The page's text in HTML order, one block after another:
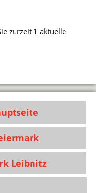
zurzeit 1 aktuelle
Leibnitz